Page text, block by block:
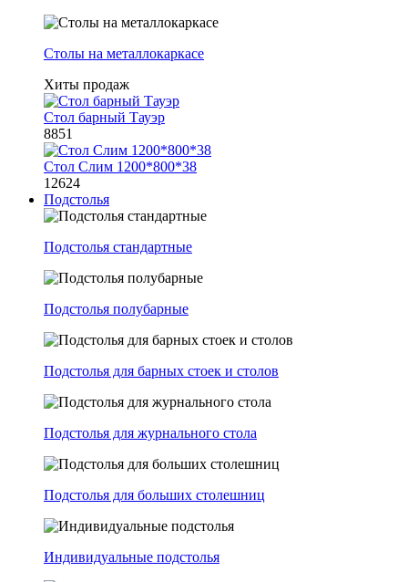
Столы на металлокаркасе
Хиты продаж
Стол барный Тауэр
8851
Стол Слим 1200*800*38
12624
Подстолья
Подстолья стандартные
Подстолья полубарные
Подстолья для барных стоек и столов
Подстолья для журнального стола
Подстолья для больших столешниц
Индивидуальные подстолья